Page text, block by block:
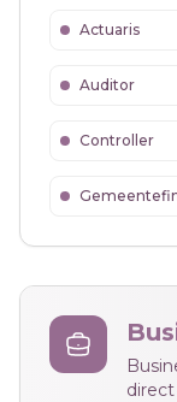
Actuaris
Auditor
Controller